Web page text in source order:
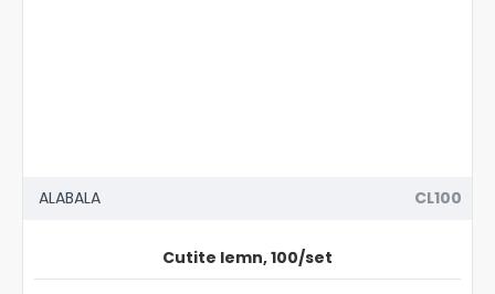
ALABALA CL100
Cutite lemn, 100/set